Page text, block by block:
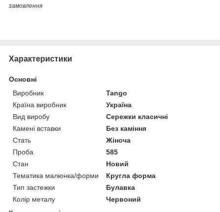
замовлення
Характеристики
Основні
Виробник
Tango
Країна виробник
Україна
Вид виробу
Сережки класичні
Камені вставки
Без каміння
Стать
Жіноча
Проба
585
Стан
Новий
Тематика малюнка/форми
Кругла форма
Тип застежки
Булавка
Колір металу
Червоний